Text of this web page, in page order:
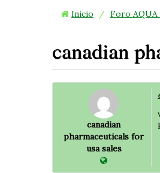
Inicio / Foro AQUA
canadian
canadian
pharmaceuticals for
usa sales